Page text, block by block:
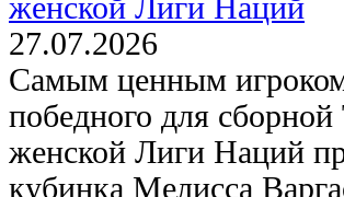
женской Лиги Наций
27.07.2026
Самым ценным
победного для
женской Лиги Наций
кубинка Мелисса